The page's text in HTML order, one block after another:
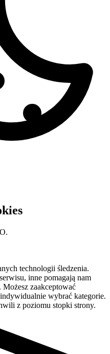
technologii śledzenia.
inne pomagają nam
zaakceptować
wybrać kategorie.
z poziomu stopki strony.